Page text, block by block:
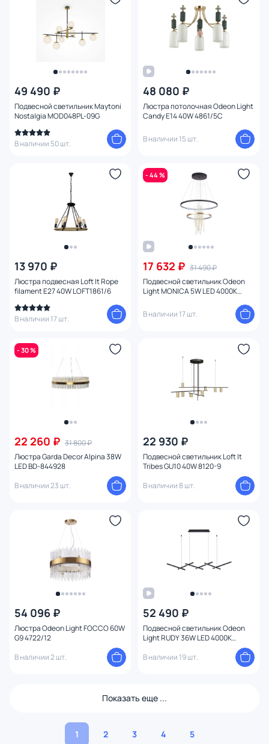
49 490 ₽
Подвесной светильник Maytoni
Nostalgia MOD048PL-09G
В наличии 50 шт.
48 080 ₽
Люстра потолочная Odeon Light
Candy E14 40W 4861/5C
В наличии 15 шт.
13 970 ₽
Люстра подвесная Loft It Rope
filament E27 40W LOFT1861/6
В наличии 17 шт.
- 44 %
17 632 ₽ 31 490 ₽
Подвесной светильник Odeon
Light MONICA 5W LED 4000К
В наличии 17 шт.
- 30 %
22 260 ₽ 31 800 ₽
Люстра Garda Decor Alpina 38W
LED BD-844928
В наличии 23 шт.
22 930 ₽
Подвесной светильник Loft It
Tribes GU10 40W 8120-9
В наличии 8 шт.
54 096 ₽
Люстра Odeon Light FOCCO 60W
G9 4722/12
В наличии 2 шт.
52 490 ₽
Подвесной светильник Odeon
Light RUDY 36W LED 4000К
В наличии 19 шт.
Показать еще ...
1 2 3 4 5